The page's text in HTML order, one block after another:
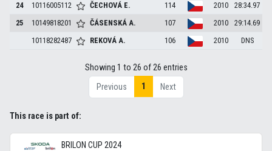
24
10116005112 ČECHOVÁ E. 114 2010
28:34.97
25
10149818201 ČÁSENSKÁA. 107 2010
29:14.69
10118282487
REKOVÁA. 106 2010 DNS
Showing 1 to 26 of 26 entries
Previous
1 Next
This race is part of:
BRILON CUP 2024